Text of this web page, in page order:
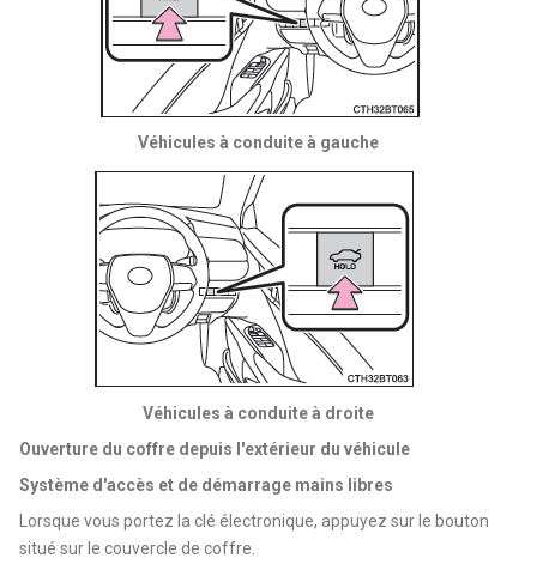
Véhicules à conduite à gauche
Véhicules à conduite à droite
Ouverture du coffre depuis l'extérieur du véhicule
Système d'accès et de démarrage mains libres
Lorsque vous portez la clé électronique, appuyez sur le bouton
situé sur le couvercle de coffre.